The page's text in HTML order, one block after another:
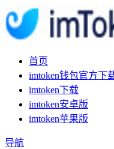
首页
imtoken钱包官方下
imtoken下载
imtoken安卓版
imtoken苹果版
导航